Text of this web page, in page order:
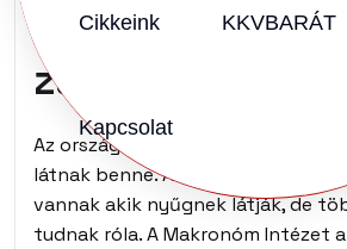
Cikkeink KKVBARÁT
Kapcsolat
záloga.
Az ország egy része ESG lázban
látnak benne. A kis- és
vannak akik nyűgnek látják, de
tudnak róla. A Makronóm Intézet